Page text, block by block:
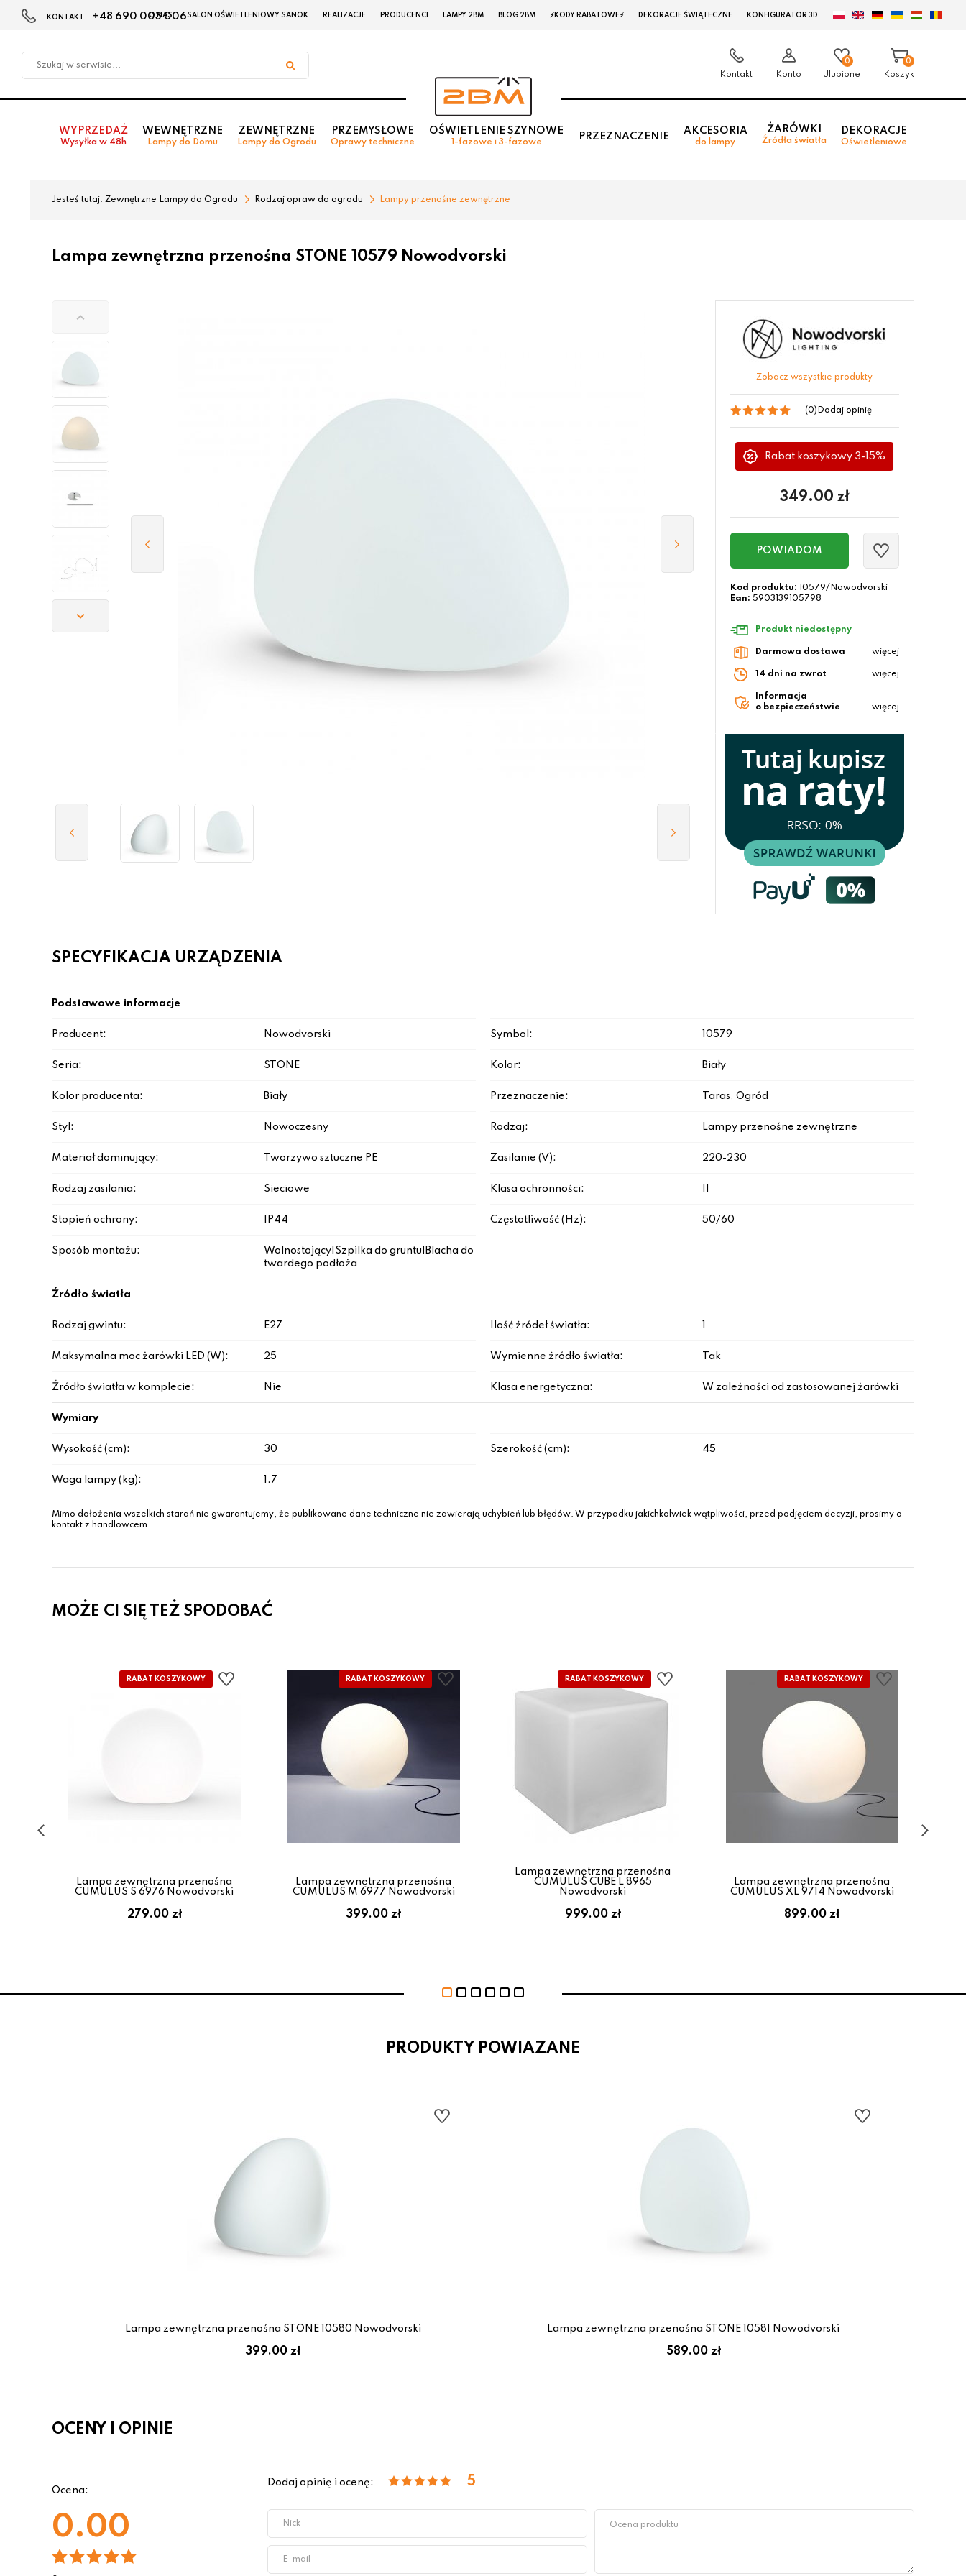
w
KONTAKT +48 690 003 006
O NAS SALON OŚWIETLENIOWY SANOK REALIZACJE PRODUCENCI LAMPY 2BM BLOG 2BM ⚡KODY RABATOWE⚡ DEKORACJE ŚWIĄTECZNE KONFIGURATOR 3D
Kontakt Konto
0
Ulubione
0
Koszyk
WYPRZEDAŻ
Wysyłka w 48h
WEWNĘTRZNE
Lampy do Domu
ZEWNĘTRZNE
Lampy do Ogrodu
PRZEMYSŁOWE
Oprawy techniczne
OŚWIETLENIE SZYNOWE
1-fazowe i 3-fazowe
PRZEZNACZENIE
AKCESORIA
do lampy
ŻARÓWKI
Źródła światła
DEKORACJE
Oświetleniowe
Jesteś tutaj: Zewnętrzne Lampy do Ogrodu Rodzaj opraw do ogrodu Lampy przenośne zewnętrzne
Lampa zewnętrzna przenośna STONE 10579 Nowodvorski
Zobacz wszystkie produkty
(0) Dodaj opinię
Rabat koszykowy 3-15%
349.00 zł
POWIADOM
Kod produktu:
10579/Nowodvorski
Ean: 5903139105798
Produkt niedostępny
Darmowa dostawa więcej
14 dni na zwrot więcej
Informacja
o bezpieczeństwie
więcej
SPECYFIKACJA URZĄDZENIA
Podstawowe informacje
Producent: Nowodvorski Symbol: 10579
Seria: STONE Kolor: Biały
Kolor producenta: Biały Przeznaczenie: Taras, Ogród
Styl: Nowoczesny Rodzaj: Lampy przenośne zewnętrzne
Materiał dominujący: Tworzywo sztuczne PE Zasilanie (V): 220-230
Rodzaj zasilania: Sieciowe Klasa ochronności:
Stopień ochrony: IP44 Częstotliwość (Hz): 50/60
Sposób montażu:
Wolnostojący|Szpilka do gruntu|Blacha do
twardego podłoża
Źródło światła
Rodzaj gwintu: E27 Ilość źródeł światła:
Maksymalna moc żarówki LED (W): 25 Wymienne źródło światła: Tak
Źródło światła w komplecie: Nie Klasa energetyczna: W zależności od zastosowanej żarówki
Wymiary
Wysokość (cm): 30 Szerokość (cm): 45
Waga lampy (kg): 1.7
Mimo dołożenia wszelkich starań nie gwarantujemy, że publikowane dane techniczne nie zawierają uchybień lub błędów. W przypadku jakichkolwiek wątpliwości, przed podjęciem decyzji, prosimy o
kontakt z handlowcem.
MOŻE CI SIĘ TEŻ SPODOBAĆ
Lampa zewnętrzna przenośna
CUMULUS S 6976 Nowodvorski
279.00 zł
Lampa zewnętrzna przenośna
CUMULUS M 6977 Nowodvorski
399.00 zł
Lampa zewnętrzna przenośna
CUMULUS CUBE L 8965
Nowodvorski
999.00 zł
Lampa zewnętrzna przenośna
CUMULUS XL 9714 Nowodvorski
899.00 zł
PRODUKTY POWIAZANE
Lampa zewnętrzna przenośna STONE 10580 Nowodvorski
399.00 zł
Lampa zewnętrzna przenośna STONE 10581 Nowodvorski
589.00 zł
OCENY I OPINIE
Ocena:
0.00
Dodaj opinię i ocenę: 5